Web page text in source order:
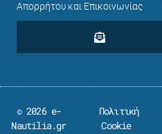
Απορρήτου και Επικοινωνίας
© 2026 e-
Nautilia.gr
Πολιτική
Cookie